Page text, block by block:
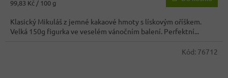
Měrná
99,83 Kč / 100 g
Klasický Mikuláš z jemné kakaové hmoty s lískovým oříškem.
Velká 150g figurka ve veselém vánočním balení. Perfektní...
Kód: 76712